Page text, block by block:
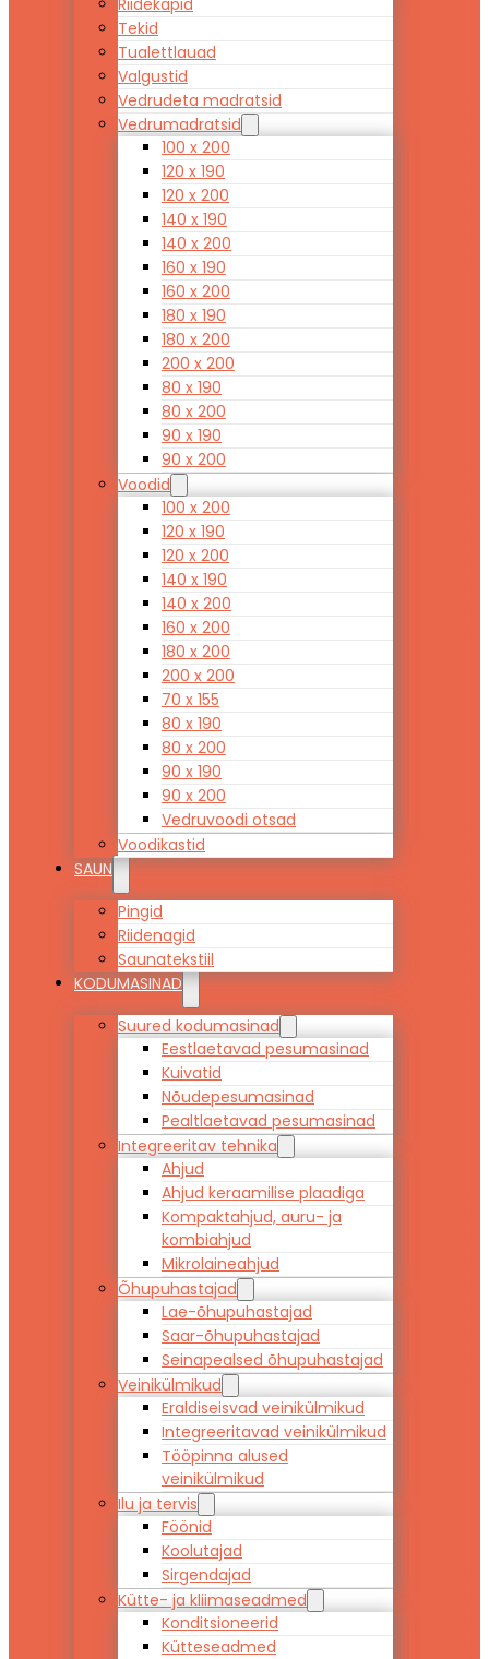
Riidekapid
Tekid
Tualettlauad
Valgustid
Vedrudeta madratsid
Vedrumadratsid
100 x 200
120 x 190
120 x 200
140 x 190
140 x 200
160 x 190
160 x 200
180 x 190
180 x 200
200 x 200
80 x 190
80 x 200
90 x 190
90 x 200
Voodid
100 x 200
120 x 190
120 x 200
140 x 190
140 x 200
160 x 200
180 x 200
200 x 200
70 x 155
80 x 190
80 x 200
90 x 190
90 x 200
Vedruvoodi otsad
Voodikastid
SAUN
Pingid
Riidenagid
Saunatekstiil
KODUMASINAD
Suured kodumasinad
Eestlaetavad pesumasinad
Kuivatid
Nõudepesumasinad
Pealtlaetavad pesumasinad
Integreeritav tehnika
Ahjud
Ahjud keraamilise plaadiga
Kompaktahjud, auru- ja
kombiahjud
Mikrolaineahjud
Õhupuhastajad
Lae-õhupuhastajad
Saar-õhupuhastajad
Seinapealsed õhupuhastajad
Veinikülmikud
Eraldiseisvad veinikülmikud
Integreeritavad veinikülmikud
Tööpinna alused
veinikülmikud
Ilu ja tervis
Föönid
Koolutajad
Sirgendajad
Kütte- ja kliimaseadmed
Konditsioneerid
Kütteseadmed